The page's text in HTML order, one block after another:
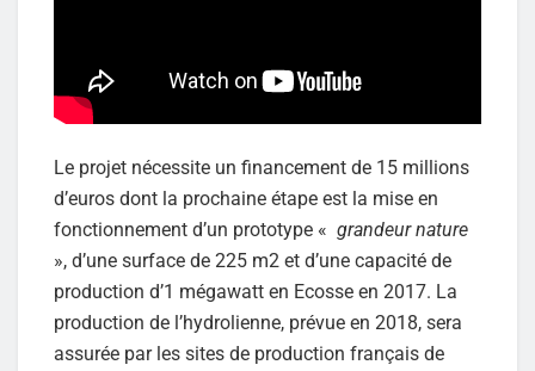
Le projet nécessite un financement de 15 millions
d’euros dont la prochaine étape est la mise en
fonctionnement d’un prototype « grandeur nature
», d’une surface de 225 m2 et d’une capacité de
production d’1 mégawatt en Ecosse en 2017. La
production de l’hydrolienne, prévue en 2018, sera
assurée par les sites de production français de